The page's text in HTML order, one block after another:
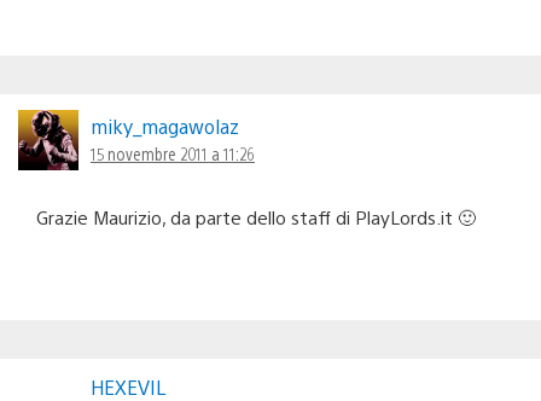
miky_magawolaz
15 novembre 2011 a 11:26
Grazie Maurizio, da parte dello staff di PlayLords.it 🙂
HEXEVIL